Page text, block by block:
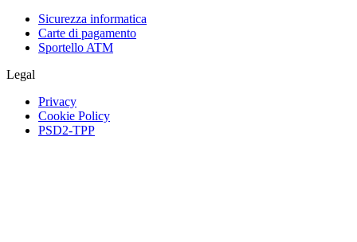
Sicurezza informatica
Carte di pagamento
Sportello ATM
Legal
Privacy
Cookie Policy
PSD2-TPP